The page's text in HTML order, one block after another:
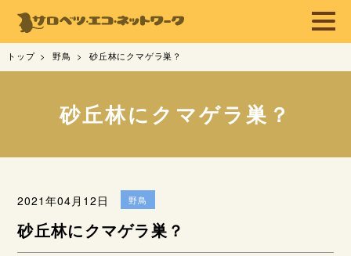
トップ 野鳥 砂丘林にクマゲラ巣？
砂丘林にクマゲラ巣？
2021年04月12日 野鳥
砂丘林にクマゲラ巣？